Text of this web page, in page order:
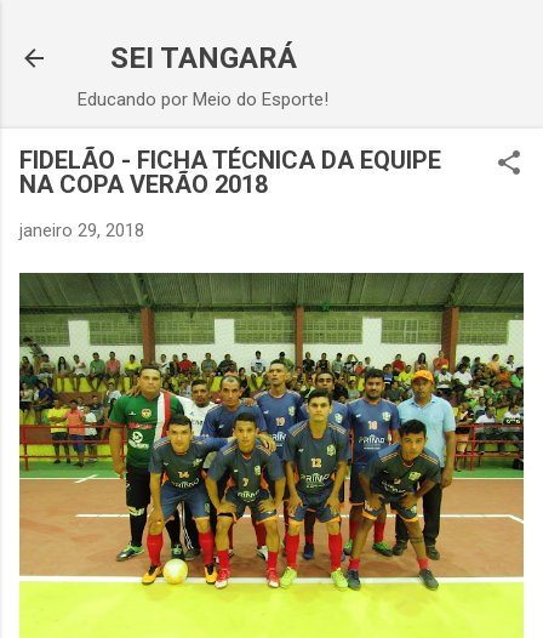
SEI TANGARÁ
Educando por Meio do Esporte!
FIDELÃO - FICHA TÉCNICA DA EQUIPE
NA COPA VERÃO 2018
janeiro 29, 2018